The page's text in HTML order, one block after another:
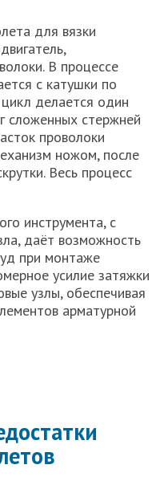
для вязки
В процессе
с катушки по
делается один
сложенных стержней
проволоки
ножом, после
Весь процесс
инструмента, с
даёт возможность
при монтаже
усилие затяжки
узлы, обеспечивая
арматурной